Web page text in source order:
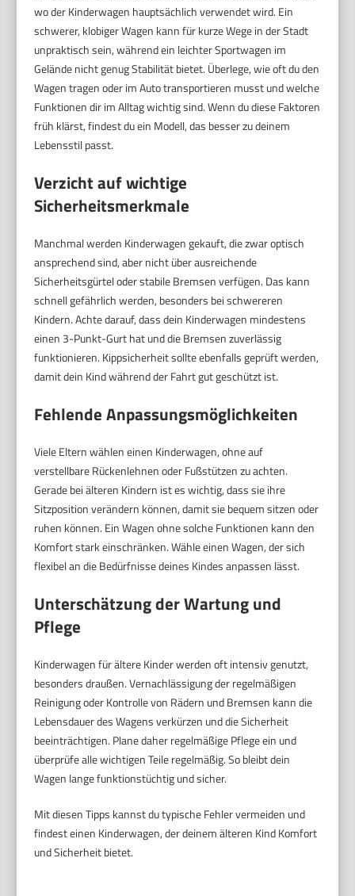
wo der Kinderwagen hauptsächlich verwendet wird. Ein
schwerer, klobiger Wagen kann für kurze Wege in der Stadt
unpraktisch sein, während ein leichter Sportwagen im
Gelände nicht genug Stabilität bietet. Überlege, wie oft du den
Wagen tragen oder im Auto transportieren musst und welche
Funktionen dir im Alltag wichtig sind. Wenn du diese Faktoren
früh klärst, findest du ein Modell, das besser zu deinem
Lebensstil passt.
Verzicht auf wichtige
Sicherheitsmerkmale
Manchmal werden Kinderwagen gekauft, die zwar optisch
ansprechend sind, aber nicht über ausreichende
Sicherheitsgürtel oder stabile Bremsen verfügen. Das kann
schnell gefährlich werden, besonders bei schwereren
Kindern. Achte darauf, dass dein Kinderwagen mindestens
einen 3-Punkt-Gurt hat und die Bremsen zuverlässig
funktionieren. Kippsicherheit sollte ebenfalls geprüft werden,
damit dein Kind während der Fahrt gut geschützt ist.
Fehlende Anpassungsmöglichkeiten
Viele Eltern wählen einen Kinderwagen, ohne auf
verstellbare Rückenlehnen oder Fußstützen zu achten.
Gerade bei älteren Kindern ist es wichtig, dass sie ihre
Sitzposition verändern können, damit sie bequem sitzen oder
ruhen können. Ein Wagen ohne solche Funktionen kann den
Komfort stark einschränken. Wähle einen Wagen, der sich
flexibel an die Bedürfnisse deines Kindes anpassen lässt.
Unterschätzung der Wartung und
Pflege
Kinderwagen für ältere Kinder werden oft intensiv genutzt,
besonders draußen. Vernachlässigung der regelmäßigen
Reinigung oder Kontrolle von Rädern und Bremsen kann die
Lebensdauer des Wagens verkürzen und die Sicherheit
beeinträchtigen. Plane daher regelmäßige Pflege ein und
überprüfe alle wichtigen Teile regelmäßig. So bleibt dein
Wagen lange funktionstüchtig und sicher.
Mit diesen Tipps kannst du typische Fehler vermeiden und
findest einen Kinderwagen, der deinem älteren Kind Komfort
und Sicherheit bietet.